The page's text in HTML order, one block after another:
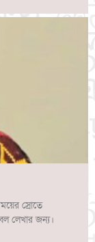
স্রোতে
লেখার জন্য।